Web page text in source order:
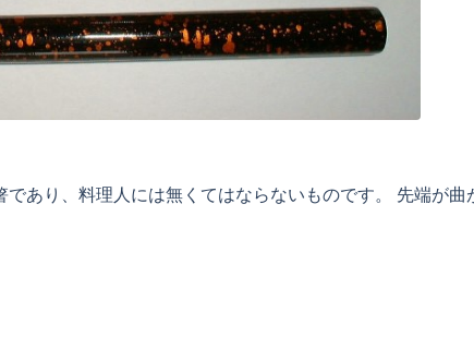
あり、料理人には無くてはならないものです。 先端が